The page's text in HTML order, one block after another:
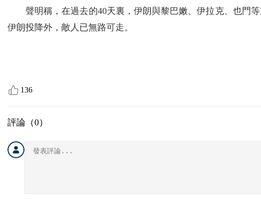
聲明稱，在過去的40天裏，伊朗與黎巴嫩、伊拉克、也門
伊朗投降外，敵人已無路可走。
136
評論（0）